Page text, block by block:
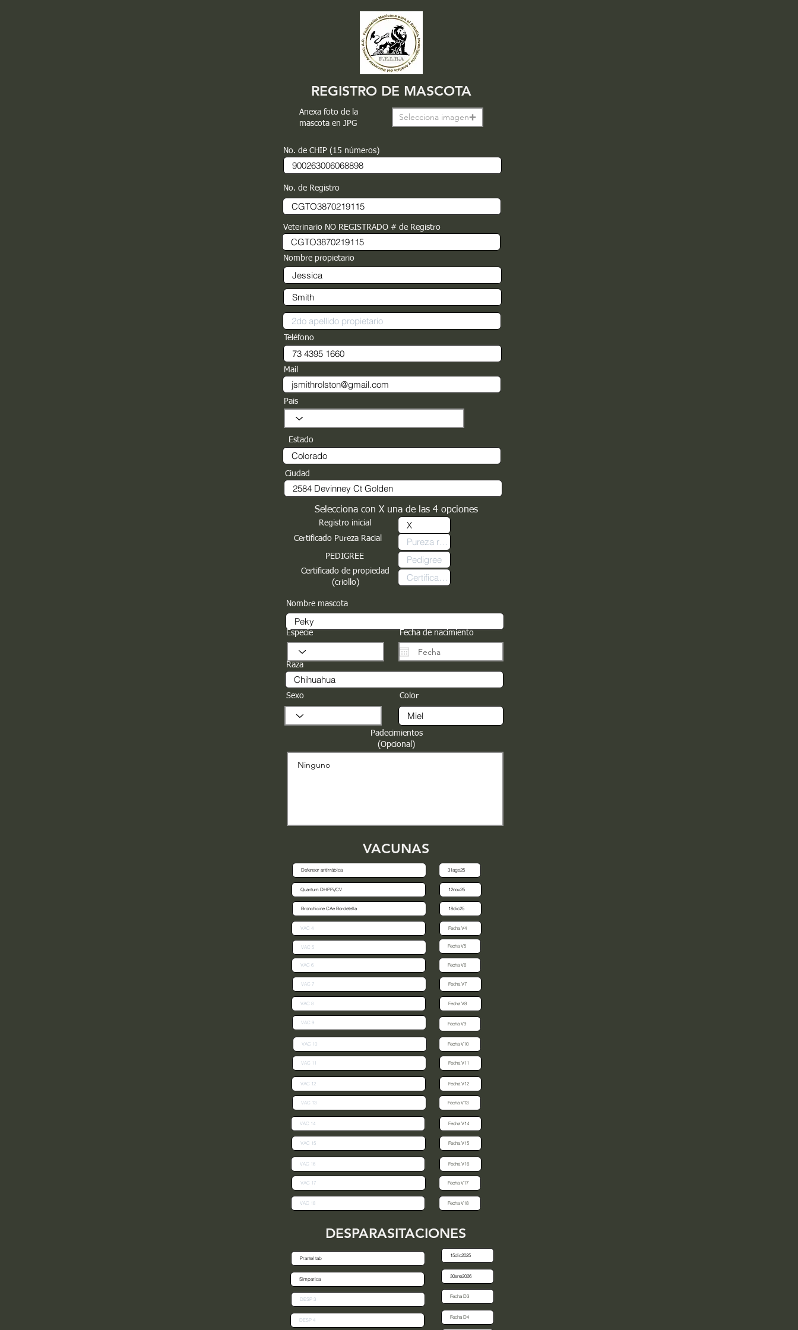
REGISTRO DE MASCOTA
Selecciona imagen
Anexa foto de la
mascota en JPG
No. de CHIP (15 números)
No. de Registro
Veterinario NO REGISTRADO # de Registro
Nombre propietario
Teléfono
Mail
Pais
Estado
Ciudad
Selecciona con X una de las 4 opciones
Registro inicial
Certificado Pureza Racial
PEDIGREE
Certificado de propiedad
(criollo)
Nombre mascota
Especie Fecha de nacimiento
Raza
Sexo Color
Padecimientos
(Opcional)
VACUNAS
DESPARASITACIONES